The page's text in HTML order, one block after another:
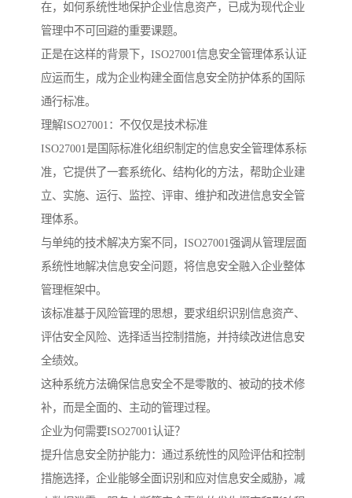
在，如何系统性地保护企业信息资产，已成为现代企业
管理中不可回避的重要课题。
正是在这样的背景下，ISO27001信息安全管理体系认证
应运而生，成为企业构建全面信息安全防护体系的国际
通行标准。
理解ISO27001：不仅仅是技术标准
ISO27001是国际标准化组织制定的信息安全管理体系标
准，它提供了一套系统化、结构化的方法，帮助企业建
立、实施、运行、监控、评审、维护和改进信息安全管
理体系。
与单纯的技术解决方案不同，ISO27001强调从管理层面
系统性地解决信息安全问题，将信息安全融入企业整体
管理框架中。
该标准基于风险管理的思想，要求组织识别信息资产、
评估安全风险、选择适当控制措施，并持续改进信息安
全绩效。
这种系统方法确保信息安全不是零散的、被动的技术修
补，而是全面的、主动的管理过程。
企业为何需要ISO27001认证？
提升信息安全防护能力：通过系统性的风险评估和控制
措施选择，企业能够全面识别和应对信息安全威胁，减